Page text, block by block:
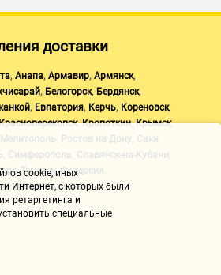
доставки
, Анапа, Армавир, Армянск,
, Белогорск, Бердянск,
, Евпатория, Керчь, Кореновск,
,Кропоткин,Крымск,
Мелитополь Ростов на Дону Саки
Симферополь Славянск-на-Кубани
,Темрюк,Феодосия
,Щелкино,Ялта
cookie, иных
Интернет, с которых были
ретаргетинга и
специальные